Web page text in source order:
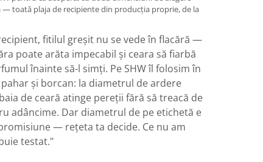
toată plaja de recipiente din producția proprie, de la
fitilul greșit nu se vede în flacără —
poate arăta impecabil și ceara să fiarbă
înainte să-l simți. Pe SHW îl folosim în
și borcan: la diametrul de ardere
de ceară atinge pereții fără să treacă de
adâncime. Dar diametrul de pe etichetă e
— rețeta ta decide. Ce nu am
testat."